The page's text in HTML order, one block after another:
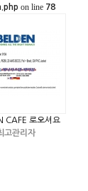
on line 78
CAFE 로오셔요
고관리자